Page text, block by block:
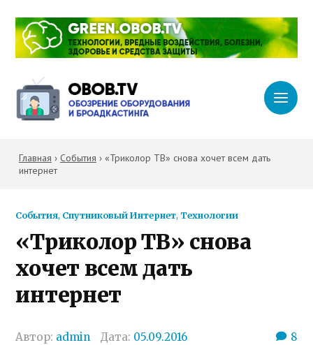
Главная › События › «Триколор ТВ» снова хочет всем дать
интернет
События, Спутниковый Интернет, Технологии
«Триколор ТВ» снова
хочет всем дать
интернет
Автор: admin Дата: 05.09.2016 8